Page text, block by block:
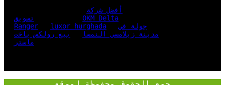
أفضل شركة
تسويق
OKM Delta
Ranger
luxor hurghada
جولة في
مدينة زيلامسي النمسا
بيع رولكس ياخت
ماستر